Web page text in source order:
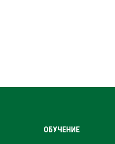
ОБУЧЕНИЕ